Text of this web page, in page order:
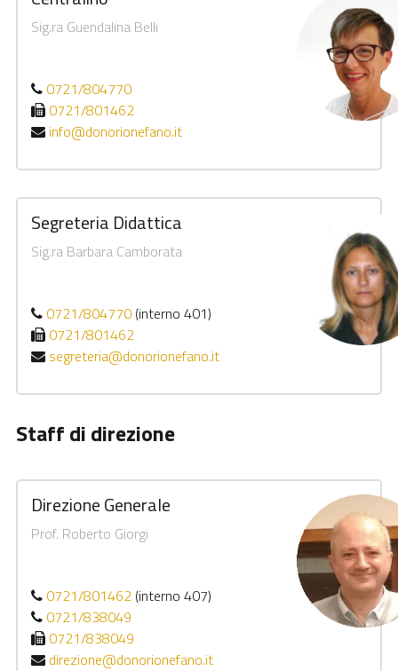
Sig.ra Guendalina Belli
0721/804770
0721/801462
info@donorionefano.it
Segreteria Didattica
Sig.ra Barbara Camborata
0721/804770 (interno 401)
0721/801462
segreteria@donorionefano.it
Staff di direzione
Direzione Generale
Prof. Roberto Giorgi
0721/801462 (interno 407)
0721/838049
0721/838049
direzione@donorionefano.it